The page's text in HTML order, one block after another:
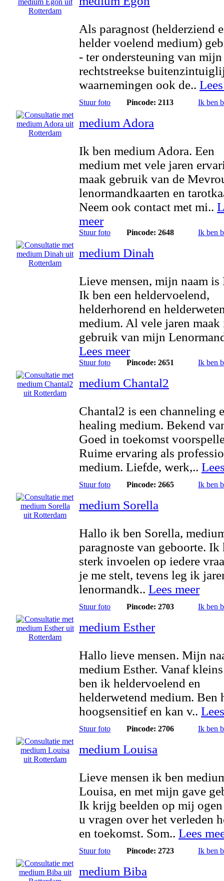
Als paragnost (helderziend
helder voelend medium)
- ter ondersteuning van mijn
rechtstreekse
waarnemingen ook de..
Stuur foto Pincode: 2113 Ik ben
medium Adora
Ik ben medium Adora. Een
medium met vele jaren
maak gebruik van de
lenormandkaarten en
Neem ook contact met mi..
meer
Stuur foto Pincode: 2648 Ik ben
medium Dinah
Lieve mensen, mijn naam is
Ik ben een heldervoelend,
helderhorend en
medium. Al vele jaren maak
gebruik van mijn
Lees meer
Stuur foto Pincode: 2651 Ik ben
medium Chantal2
Chantal2 is een channeling
healing medium. Bekend
Goed in toekomst
Ruime ervaring als
medium. Liefde, werk,..
Stuur foto Pincode: 2665 Ik ben
medium Sorella
Hallo ik ben Sorella,
paragnoste van geboorte. Ik
sterk invoelen op iedere
je me stelt, tevens leg ik
lenormandk.. Lees meer
Stuur foto Pincode: 2703 Ik ben
medium Esther
Hallo lieve mensen. Mijn
medium Esther. Vanaf
ben ik heldervoelend en
helderwetend medium. Ben
hoogsensitief en kan v..
Stuur foto Pincode: 2706 Ik ben
medium Louisa
Lieve mensen ik ben
Louisa, en met mijn gave
Ik krijg beelden op mij
u vragen over het verleden
en toekomst. Som.. Lees
Stuur foto Pincode: 2723 Ik ben
medium Biba